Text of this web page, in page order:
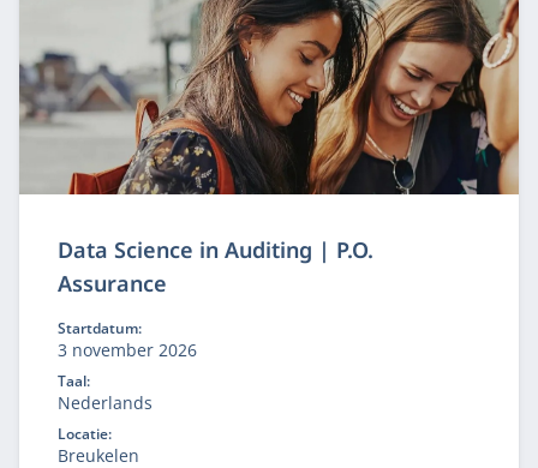
Data Science in Auditing | P.O.
Assurance
Startdatum:
3 november 2026
Taal:
Nederlands
Locatie:
Breukelen